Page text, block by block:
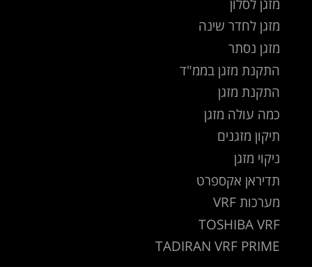
מזגן לחדר שינה
מזגן נסתר
התקנת מזגן בממ"ד
התקנת מזגן
כמה עולה מזגן
תיקון מזגנים
ניקוי מזגן
תדיראן אקספרט
מערכות VRF
TOSHIBA VRF
TADIRAN VRF PRIME